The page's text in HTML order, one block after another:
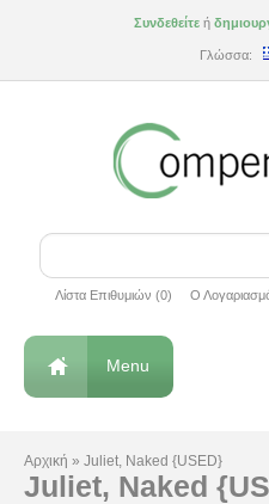
Συνδεθείτεή
Γλώσσα:
Λίστα Επιθυμιών (0) Ο
Menu
Αρχική » Juliet, Naked {USED}
Juliet, Naked